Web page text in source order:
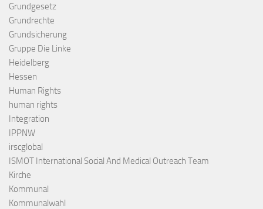
Grundgesetz
Grundrechte
Grundsicherung
Gruppe Die Linke
Heidelberg
Hessen
Human Rights
human rights
Integration
IPPNW
irscglobal
ISMOT International Social And Medical Outreach Team
Kirche
Kommunal
Kommunalwahl